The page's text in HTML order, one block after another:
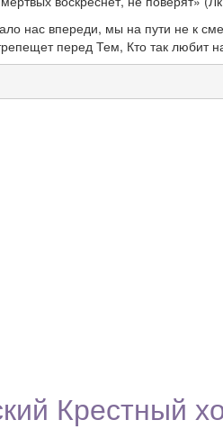
нас впереди, мы на пути не к
перед Тем, Кто так любит
Крестный